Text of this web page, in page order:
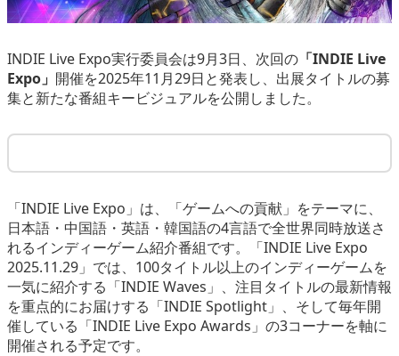
INDIE Live Expo実行委員会は9月3日、次回の 「INDIE Live
Expo」 開催を2025年11月29日と発表し、出展タイトルの募
集と新たな番組キービジュアルを公開しました。
「INDIE Live Expo」は、「ゲームへの貢献」をテーマに、
日本語・中国語・英語・韓国語の4言語で全世界同時放送さ
れるインディーゲーム紹介番組です。「INDIE Live Expo
2025.11.29」では、100タイトル以上のインディーゲームを
一気に紹介する「INDIE Waves」、注目タイトルの最新情報
を重点的にお届けする「INDIE Spotlight」、そして毎年開
催している「INDIE Live Expo Awards」の3コーナーを軸に
開催される予定です。